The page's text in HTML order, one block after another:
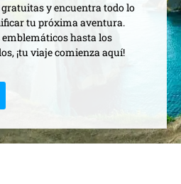
y encuentra todo lo
tu próxima aventura.
emblemáticos hasta los
¡tu viaje comienza aquí!